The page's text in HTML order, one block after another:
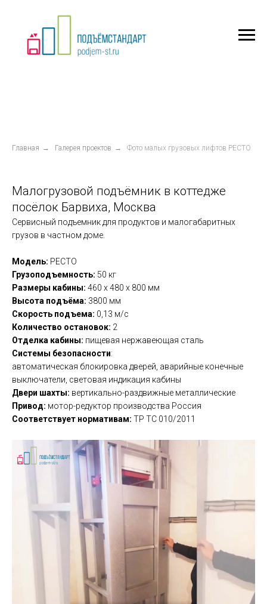
Главная → Галерея проектов → Фото малых грузовых лифтов РЕСТО
Малогрузовой подъёмник в коттедже
посёлок Барвиха, Москва
Сервисный подъемник для продуктов и малогабаритных
грузов в частном доме.
Модель: РЕСТО
Грузоподъемность: 50 кг
Размеры кабины: 460 х 480 х 800 мм
Высота подъёма: 3800 мм
Скорость подъема: 0,13 м/с
Количество остановок: 2
Отделка кабины: пищевая нержавеющая сталь
Системы безопасности:
автоматическая блокировка дверей, аварийные конечные
выключатели, световая индикация кабины
Двери шахты: вертикально-раздвижные металлические
Привод: мотор-редуктор производства Россия
Соответствует нормативам: ТР ТС 010/2011